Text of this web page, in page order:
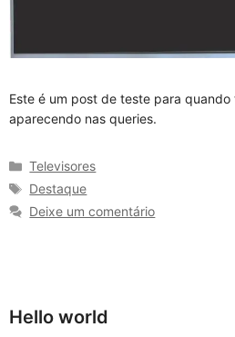
Este é um post de teste para
aparecendo nas queries.
Categorias
Televisores
Tags
Destaque
Deixe um comentário
Hello world